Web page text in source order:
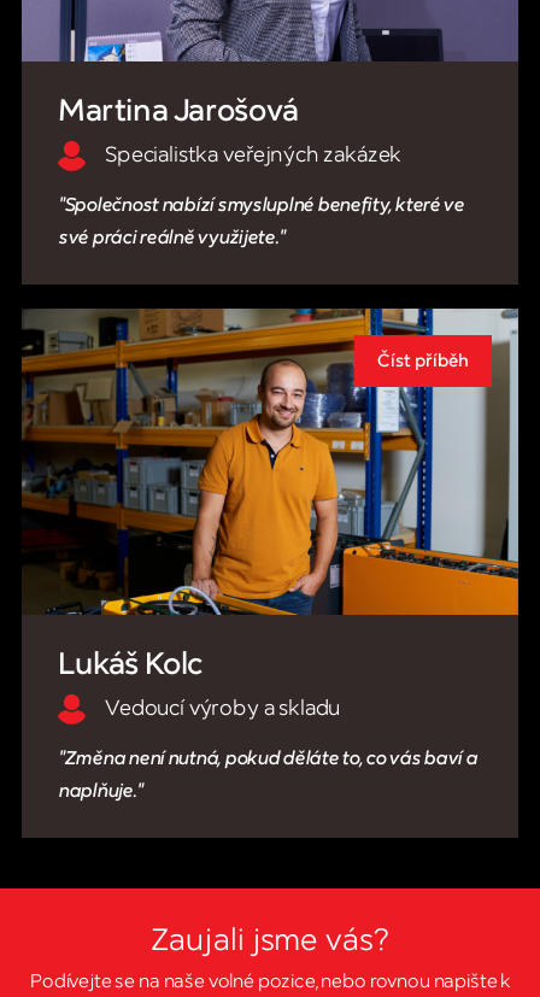
Martina Jarošová
Specialistka veřejných zakázek
Společnost nabízí smysluplné benefity, které ve
své práci reálně využijete.
Lukáš Kolc
Vedoucí výroby a skladu
Změna není nutná, pokud děláte to, co vás baví a
naplňuje.
Číst příběh
Zaujali jsme vás?
Podívejte se na naše volné pozice, nebo rovnou napište k